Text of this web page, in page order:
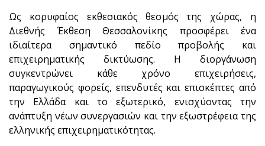
Ως κορυφαίος εκθεσιακός θεσμός της χώρας, η
Διεθνής Έκθεση Θεσσαλονίκης προσφέρει ένα
ιδιαίτερα σημαντικό πεδίο προβολής και
επιχειρηματικής δικτύωσης. Η διοργάνωση
συγκεντρώνει κάθε χρόνο επιχειρήσεις,
παραγωγικούς φορείς, επενδυτές και επισκέπτες από
την Ελλάδα και το εξωτερικό, ενισχύοντας την
ανάπτυξη νέων συνεργασιών και την εξωστρέφεια της
ελληνικής επιχειρηματικότητας.